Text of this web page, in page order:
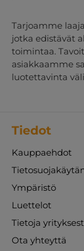
Tarjoamme
jotka edistävät
toimintaa.
asiakkaamme
luotettavinta
Tiedot
Kauppaehdot
Ympäristö
Luettelot
Tietoja
Ota yhteyttä